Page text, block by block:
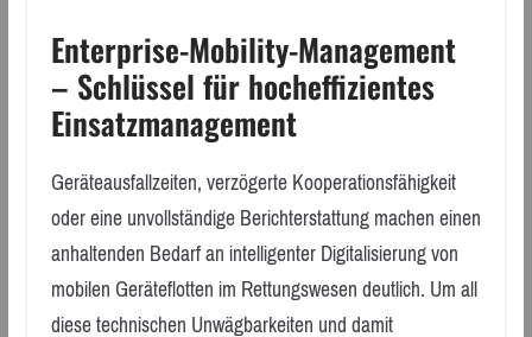
Enterprise-Mobility-Management
– Schlüssel für hocheffizientes
Einsatzmanagement
Geräteausfallzeiten, verzögerte Kooperationsfähigkeit
oder eine unvollständige Berichterstattung machen einen
anhaltenden Bedarf an intelligenter Digitalisierung von
mobilen Geräteflotten im Rettungswesen deutlich. Um all
diese technischen Unwägbarkeiten und damit